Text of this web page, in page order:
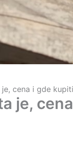
cena i gde kupiti
je,